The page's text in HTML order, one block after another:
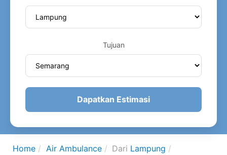
Tujuan
Dapatkan Estimasi
Home Air Ambulance Dari Lampung